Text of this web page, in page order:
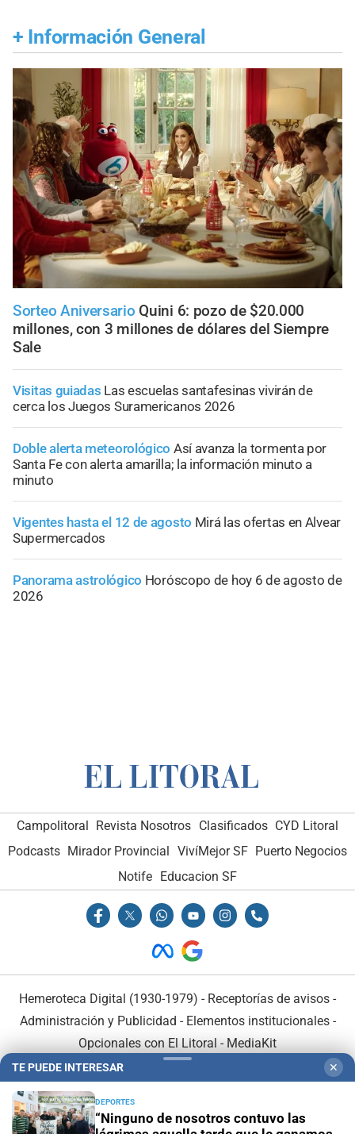
+ Información General
Sorteo Aniversario Quini 6: pozo de $20.000
millones, con 3 millones de dólares del Siempre
Sale
Visitas guiadas Las escuelas santafesinas vivirán de
cerca los Juegos Suramericanos 2026
Doble alerta meteorológico Así avanza la tormenta por
Santa Fe con alerta amarilla; la información minuto a
minuto
Vigentes hasta el 12 de agosto Mirá las ofertas en Alvear
Supermercados
Panorama astrológico Horóscopo de hoy 6 de agosto de
2026
Campolitoral Revista Nosotros Clasificados CYD Litoral
Podcasts Mirador Provincial VivíMejor SF Puerto Negocios
Notife
Educacion SF
Hemeroteca Digital (1930-1979) - Receptorías de avisos -
Administración y Publicidad - Elementos institucionales-
Opcionales con El Litoral - MediaKit
TE PUEDE INTERESAR ✕
DEPORTES
“Ninguno de nosotros contuvo las